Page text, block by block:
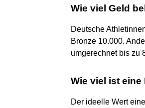
Wie viel Geld
Deutsche
Bronze 10.000.
umgerechnet bis zu
Wie viel ist
Der ideelle Wert